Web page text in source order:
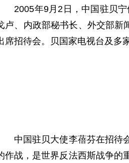
2005年9月2日，中国驻贝宁
卢、内政部秘书长、外交部新
席招待会。贝国家电视台及多
中国驻贝大使李蓓芬在招待会
作战，是世界反法西斯战争的